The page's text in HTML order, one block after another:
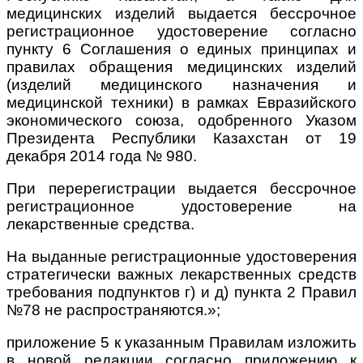
медицинских изделий выдается бессрочное
регистрационное удостоверение согласно
пункту 6 Соглашения о единых принципах и
правилах обращения медицинских изделий
(изделий медицинского назначения и
медицинской техники) в рамках Евразийского
экономического союза, одобренного Указом
Президента Республики Казахстан от 19
декабря 2014 года № 980.
При перерегистрации выдается бессрочное
регистрационное удостоверение на
лекарственные средства.
На выданные регистрационные удостоверения
стратегически важных лекарственных средств
требования подпунктов г) и д) пункта 2 Правил
№78 не распространяются.»;
приложение 5 к указанным Правилам изложить